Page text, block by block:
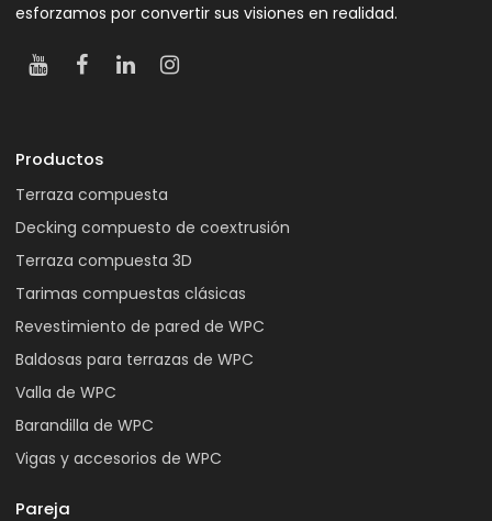
esforzamos por convertir sus visiones en realidad.
Productos
Terraza compuesta
Decking compuesto de coextrusión
Terraza compuesta 3D
Tarimas compuestas clásicas
Revestimiento de pared de WPC
Baldosas para terrazas de WPC
Valla de WPC
Barandilla de WPC
Vigas y accesorios de WPC
Pareja